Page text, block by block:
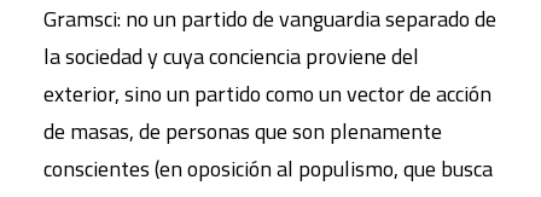
Gramsci: no un partido de vanguardia separado de
la sociedad y cuya conciencia proviene del
exterior, sino un partido como un vector de acción
de masas, de personas que son plenamente
conscientes (en oposición al populismo, que busca